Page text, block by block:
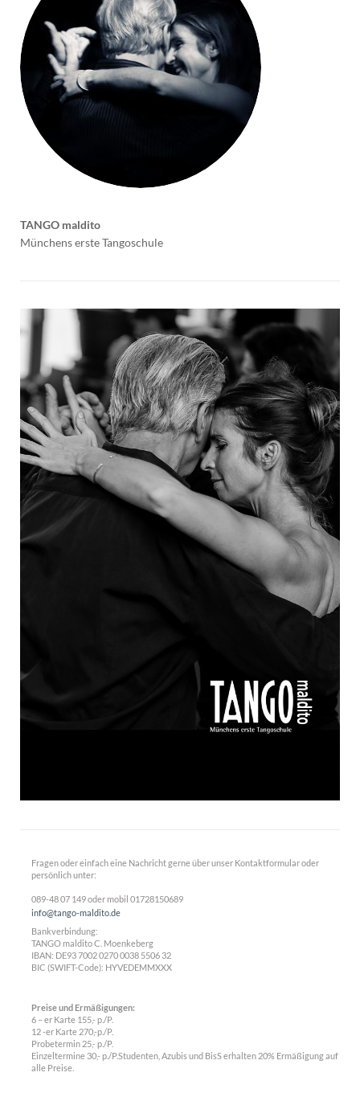
TANGO maldito
Münchens erste Tangoschule
Fragen oder einfach eine Nachricht gerne über unser Kontaktformular oder
persönlich unter:
089-48 07 149 oder mobil 01728150689
info@tango-maldito.de
Bankverbindung:
TANGO maldito C. Moenkeberg
IBAN: DE93 7002 0270 0038 5506 32
BIC (SWIFT-Code): HYVEDEMMXXX
Preise und Ermäßigungen:
6 – er Karte 155,- p./P.
12 -er Karte 270,-p./P.
Probetermin 25,- p./P.
Einzeltermine 30,- p./P.Studenten, Azubis und BisS erhalten 20% Ermäßigung auf
alle Preise.